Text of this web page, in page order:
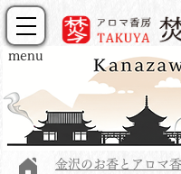
menu
金沢のお香とアロマ